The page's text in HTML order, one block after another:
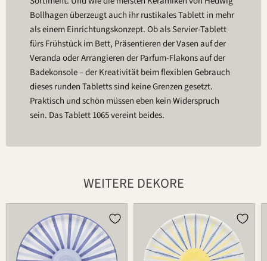
Bollhagen überzeugt auch ihr rustikales Tablett in mehr
als einem Einrichtungskonzept. Ob als Servier-Tablett
fürs Frühstück im Bett, Präsentieren der Vasen auf der
Veranda oder Arrangieren der Parfum-Flakons auf der
Badekonsole – der Kreativität beim flexiblen Gebrauch
dieses runden Tabletts sind keine Grenzen gesetzt.
Praktisch und schön müssen eben kein Widerspruch
sein. Das Tablett 1065 vereint beides.
WEITERE DEKORE